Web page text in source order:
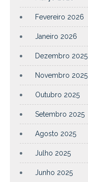
Fevereiro 2026
Janeiro 2026
Dezembro 2025
Novembro 2025
Outubro 2025
Setembro 2025
Agosto 2025
Julho 2025
Junho 2025